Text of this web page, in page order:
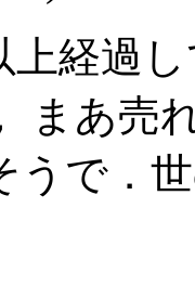
上経過
まあ売
うで．